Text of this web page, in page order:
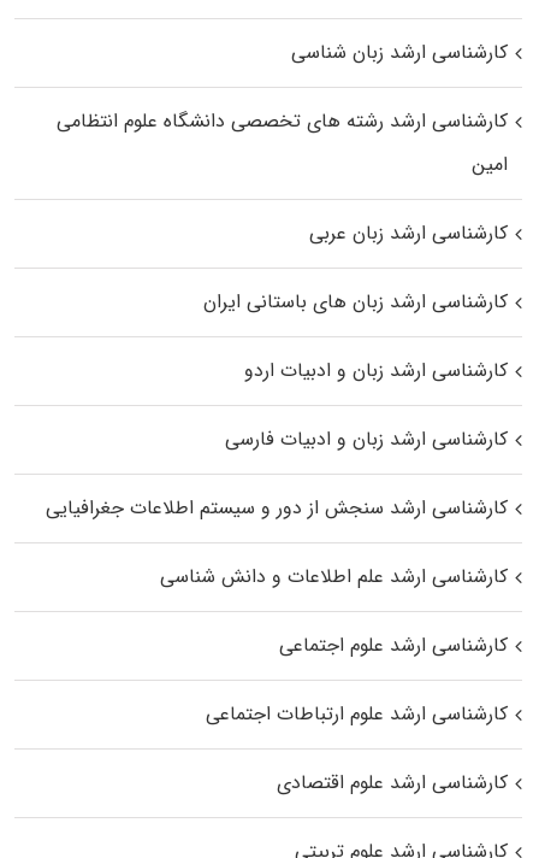
کارشناسی ارشد زبان شناسی
کارشناسی ارشد رﺷﺘﻪ ﻫﺎی تخصصی داﻧﺸﮕﺎه ﻋﻠﻮم انتظامی
اﻣﻴﻦ
کارشناسی ارشد زبان عربی
کارشناسی ارشد زبان‌ های باستانی ایران
کارشناسی ارشد زبان و ادبیات اردو
کارشناسی ارشد زبان و ادبیات فارسی
کارشناسی ارشد سنجش از دور و سیستم اطلاعات جغرافیایی
کارشناسی ارشد علم اطلاعات و دانش شناسی
کارشناسی ارشد علوم اجتماعی
کارشناسی ارشد علوم ارتباطات اجتماعی
کارشناسی ارشد علوم اقتصادی
کارشناسی ارشد علوم تربیتی